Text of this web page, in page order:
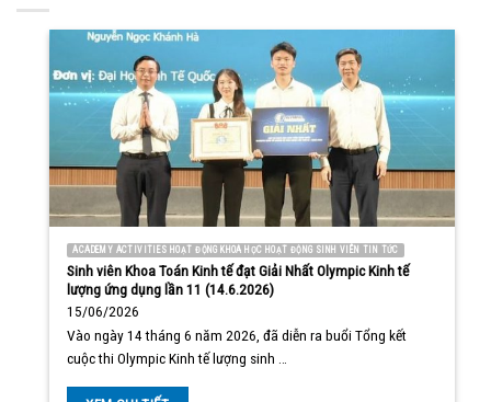
ACADEMY ACTIVITIES HOẠT ĐỘNG KHOA HỌC HOẠT ĐỘNG SINH VIÊN TIN TỨC
Sinh viên Khoa Toán Kinh tế đạt Giải Nhất Olympic Kinh tế
lượng ứng dụng lần 11 (14.6.2026)
15/06/2026
Vào ngày 14 tháng 6 năm 2026, đã diễn ra buổi Tổng kết
cuộc thi Olympic Kinh tế lượng sinh …